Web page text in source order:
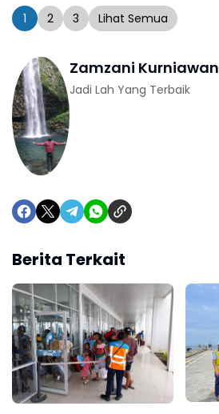
1 2 3 Lihat Semua
Zamzani Kurniawan
Jadi Lah Yang Terbaik
Berita Terkait